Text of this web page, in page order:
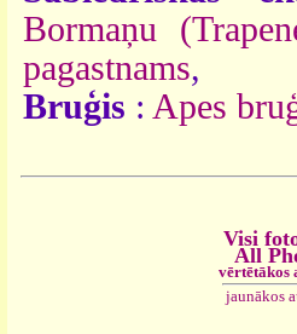
Bormaņu
pagastnams,
Bruģis : Apes
Visi
All
vērtētākos
jaunākos